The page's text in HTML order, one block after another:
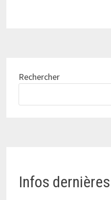
Rechercher
Infos dernières